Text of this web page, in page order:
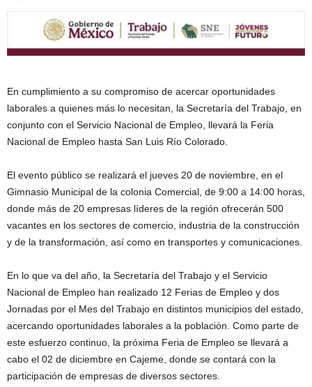
En cumplimiento a su compromiso de acercar oportunidades
laborales a quienes más lo necesitan, la Secretaría del Trabajo, en
conjunto con el Servicio Nacional de Empleo, llevará la Feria
Nacional de Empleo hasta San Luis Río Colorado.
El evento público se realizará el jueves 20 de noviembre, en el
Gimnasio Municipal de la colonia Comercial, de 9:00 a 14:00 horas,
donde más de 20 empresas líderes de la región ofrecerán 500
vacantes en los sectores de comercio, industria de la construcción
y de la transformación, así como en transportes y comunicaciones.
En lo que va del año, la Secretaría del Trabajo y el Servicio
Nacional de Empleo han realizado 12 Ferias de Empleo y dos
Jornadas por el Mes del Trabajo en distintos municipios del estado,
acercando oportunidades laborales a la población. Como parte de
este esfuerzo continuo, la próxima Feria de Empleo se llevará a
cabo el 02 de diciembre en Cajeme, donde se contará con la
participación de empresas de diversos sectores.